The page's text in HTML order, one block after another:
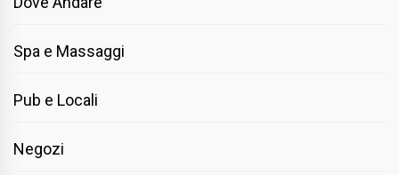
Spa e Massaggi
Pub e Locali
Negozi